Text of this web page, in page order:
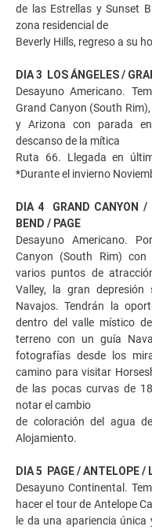
de las Estrellas y Sunset
zona residencial de
Beverly Hills, regreso a su
DIA 3 LOS ÁNGELES /
Desayuno Americano.
Grand Canyon (South
y Arizona con parada
descanso de la mítica
Ruta 66. Llegada en
*Durante el invierno
DIA 4 GRAND CANYON /
BEND / PAGE
Desayuno Americano.
Canyon (South Rim)
varios puntos de
Valley, la gran
Navajos. Tendrán la
dentro del valle místico
terreno con un guía
fotografías desde los
camino para visitar
de las pocas curvas de
notar el cambio
de coloración del agua
Alojamiento.
DIA 5 PAGE / ANTELOPE /
Desayuno Continental.
hacer el tour de Antelope
le da una apariencia